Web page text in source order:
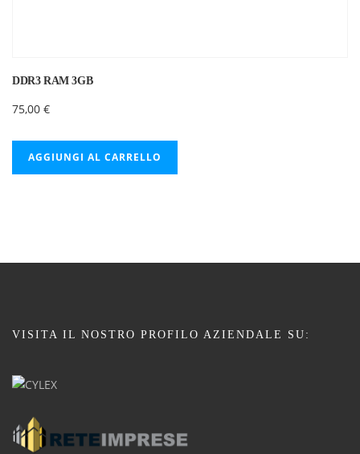
DDR3 RAM 3GB
75,00 €
AGGIUNGI AL CARRELLO
VISITA IL NOSTRO PROFILO AZIENDALE SU: